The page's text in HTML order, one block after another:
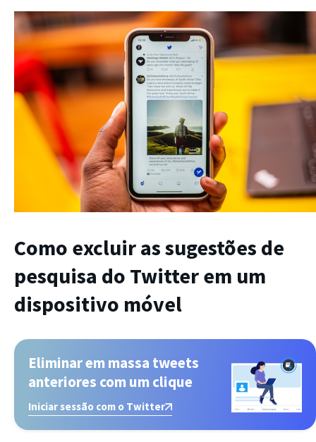
Como excluir as sugestões de
pesquisa do Twitter em um
dispositivo móvel
Eliminar em massa tweets
anteriores com um clique
Iniciar sessão com o Twitter